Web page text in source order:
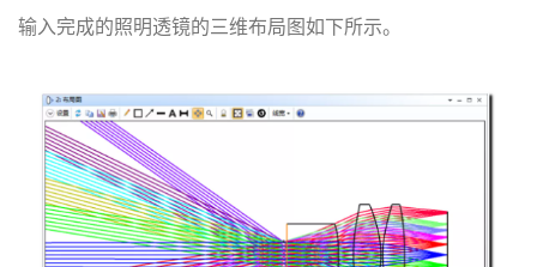
输入完成的照明透镜的三维布局图如下所示。